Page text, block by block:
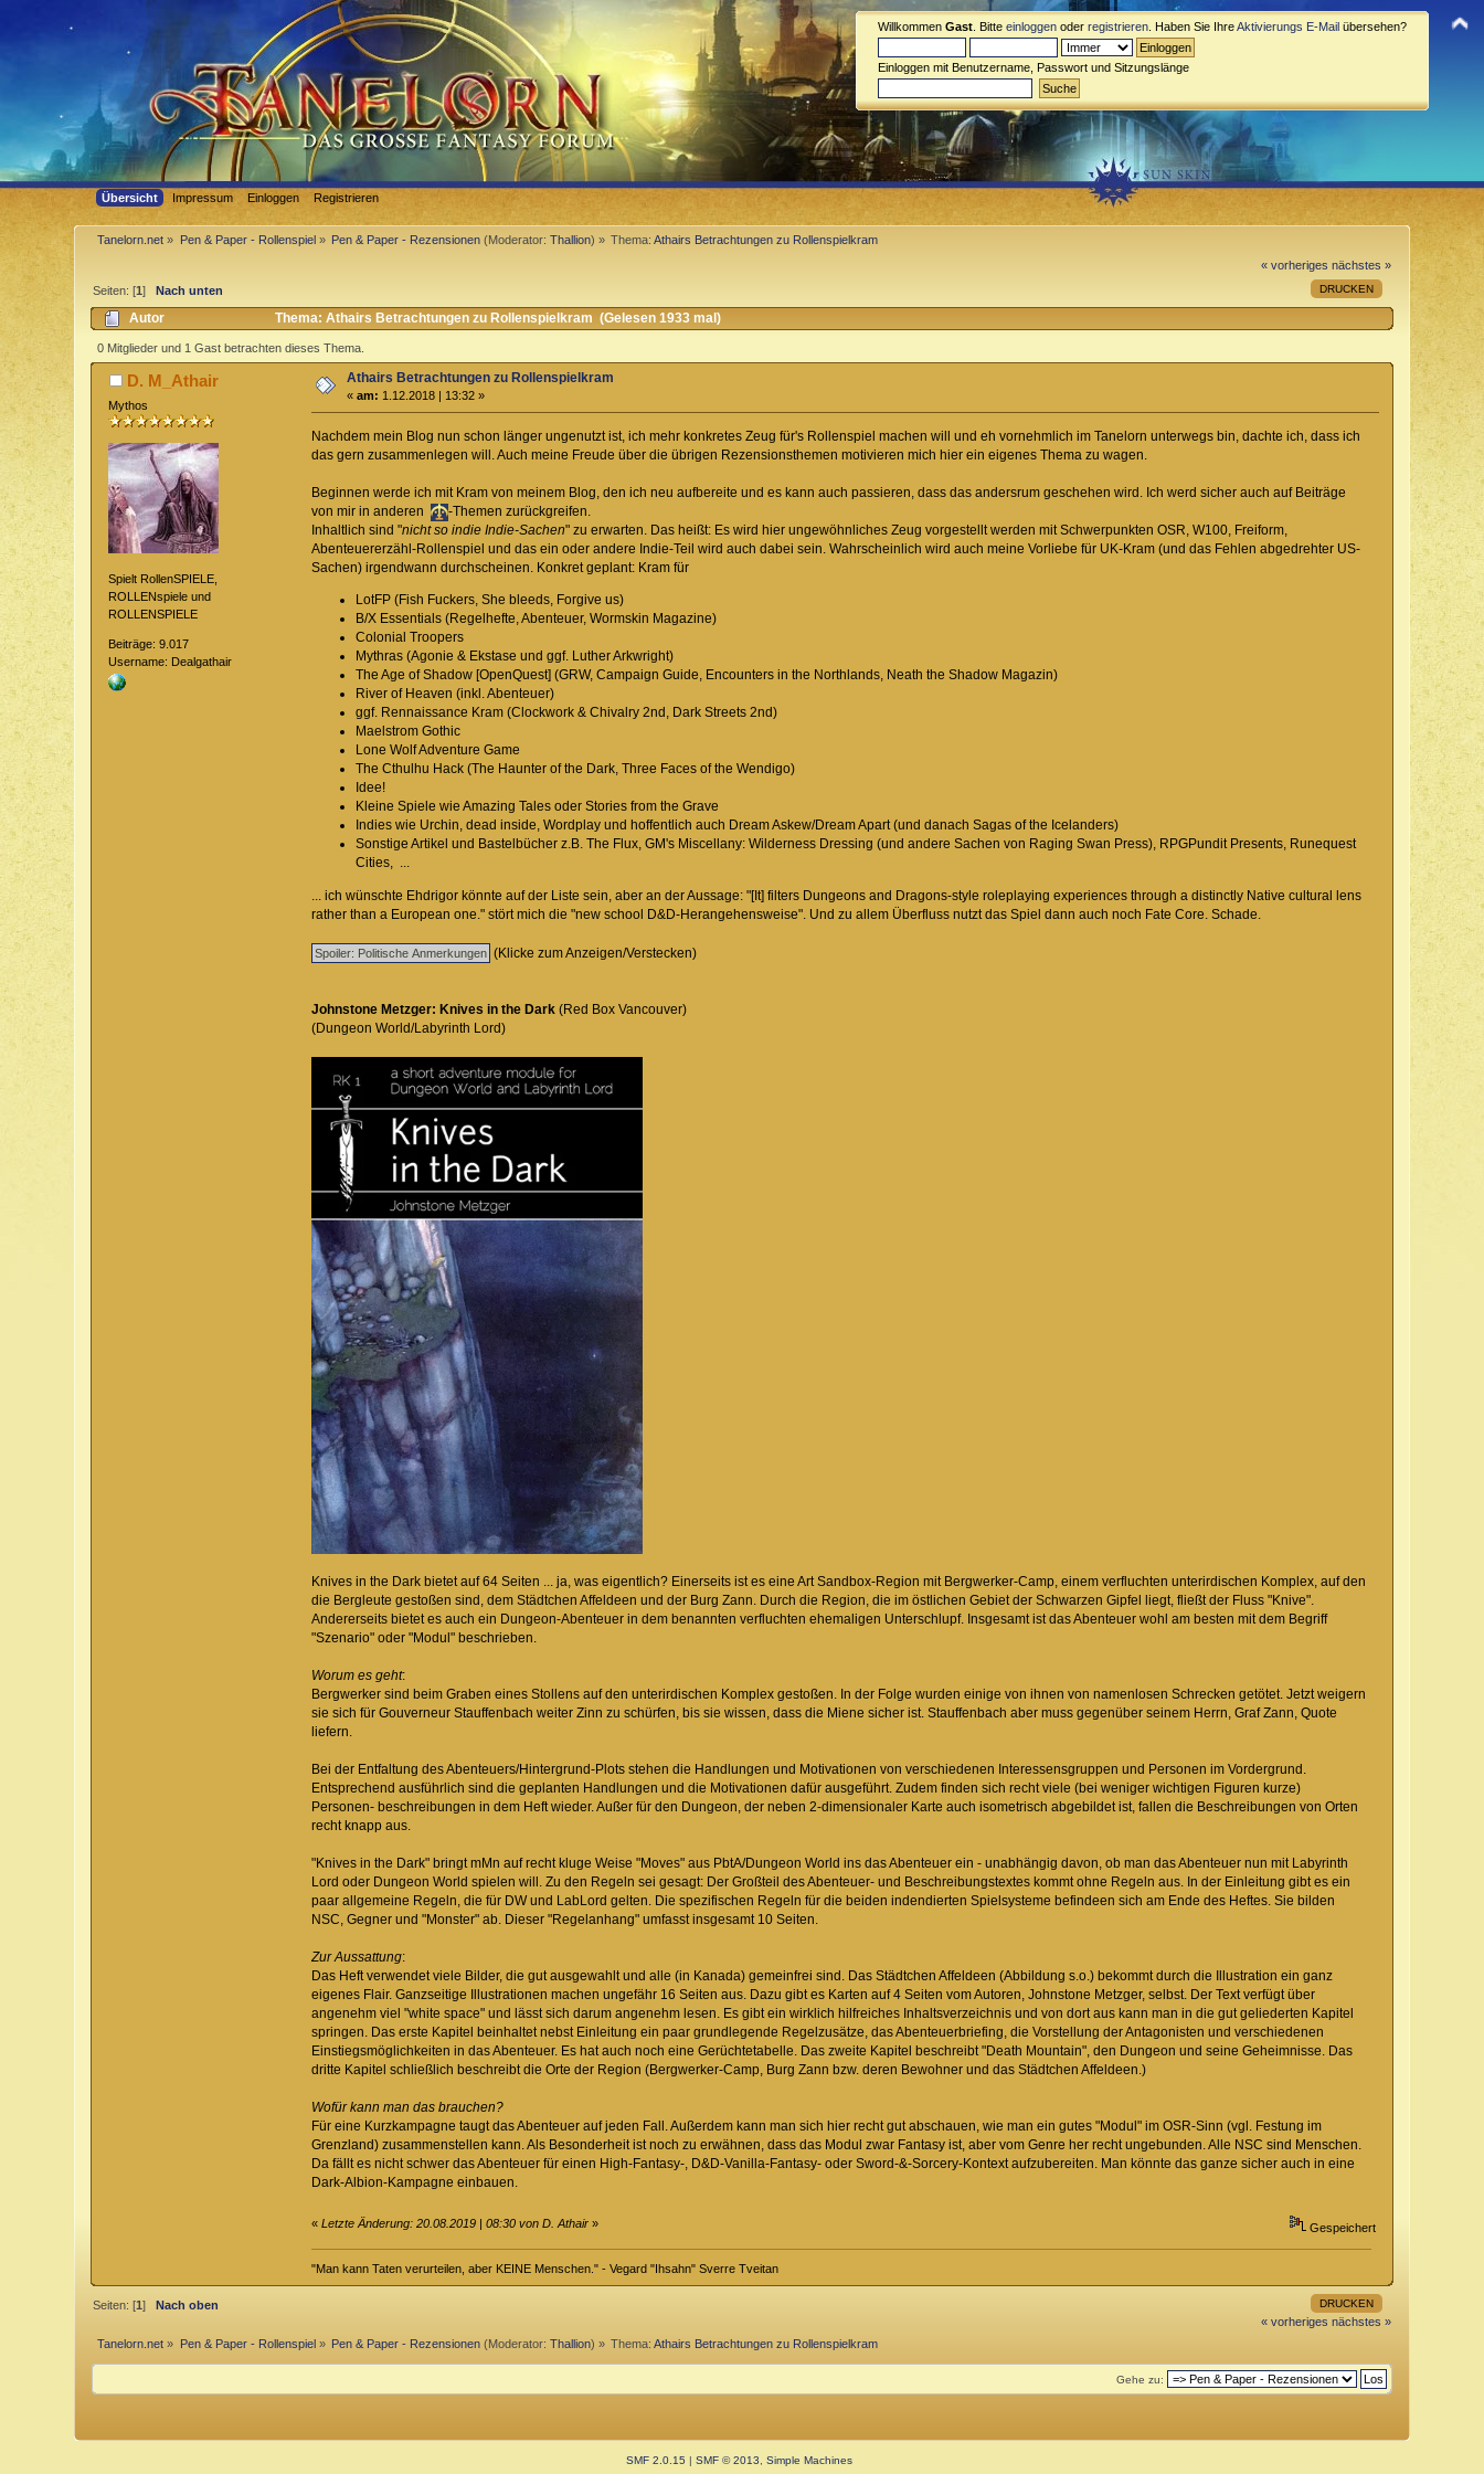
Willkommen Gast . Bitte einloggen oder registrieren . Haben Sie IhreAktivierungs E-Mail übersehen?
Einloggen mit Benutzername, Passwort und Sitzungslänge
Übersicht Impressum Einloggen Registrieren
Tanelorn.net » Pen & Paper - Rollenspiel» Pen & Paper - Rezensionen (Moderator:Thallion) » Thema:Athairs Betrachtungen zu Rollenspielkram
« vorheriges nächstes »
DRUCKEN
Seiten: [1]Nach unten
Autor Thema: Athairs Betrachtungen zu Rollenspielkram (Gelesen 1933 mal)
0 Mitglieder und 1 Gast betrachten dieses Thema.
D. M_Athair
Mythos
Spielt RollenSPIELE,
ROLLENspiele und
ROLLENSPIELE
Beiträge: 9.017
Username: Dealgathair
Athairs Betrachtungen zu Rollenspielkram
«am: 1.12.2018 | 13:32 »
Nachdem mein Blog nun schon länger ungenutzt ist, ich mehr konkretes Zeug für's Rollenspiel machen will und eh vornehmlich im Tanelorn unterwegs bin, dachte ich, dass ich
das gern zusammenlegen will. Auch meine Freude über die übrigen Rezensionsthemen motivieren mich hier ein eigenes Thema zu wagen.
Beginnen werde ich mit Kram von meinem Blog, den ich neu aufbereite und es kann auch passieren, dass das andersrum geschehen wird. Ich werd sicher auch auf Beiträge
von mir in anderen
-Themen zurückgreifen.
Inhaltlich sind "nicht so indie Indie-Sachen" zu erwarten. Das heißt: Es wird hier ungewöhnliches Zeug vorgestellt werden mit Schwerpunkten OSR, W100, Freiform,
Abenteuererzähl-Rollenspiel und das ein oder andere Indie-Teil wird auch dabei sein. Wahrscheinlich wird auch meine Vorliebe für UK-Kram (und das Fehlen abgedrehter US-
Sachen) irgendwann durchscheinen. Konkret geplant: Kram für
LotFP (Fish Fuckers, She bleeds, Forgive us)
B/X Essentials (Regelhefte, Abenteuer, Wormskin Magazine)
Colonial Troopers
Mythras (Agonie & Ekstase und ggf. Luther Arkwright)
The Age of Shadow [OpenQuest] (GRW, Campaign Guide, Encounters in the Northlands, Neath the Shadow Magazin)
River of Heaven (inkl. Abenteuer)
ggf. Rennaissance Kram (Clockwork & Chivalry 2nd, Dark Streets 2nd)
Maelstrom Gothic
Lone Wolf Adventure Game
The Cthulhu Hack (The Haunter of the Dark, Three Faces of the Wendigo)
Idee!
Kleine Spiele wie Amazing Tales oder Stories from the Grave
Indies wie Urchin, dead inside, Wordplay und hoffentlich auch Dream Askew/Dream Apart (und danach Sagas of the Icelanders)
Sonstige Artikel und Bastelbücher z.B. The Flux, GM's Miscellany: Wilderness Dressing (und andere Sachen von Raging Swan Press), RPGPundit Presents, Runequest
Cities, ...
... ich wünschte Ehdrigor könnte auf der Liste sein, aber an der Aussage: "[It] filters Dungeons and Dragons-style roleplaying experiences through a distinctly Native cultural lens
rather than a European one." stört mich die "new school D&D-Herangehensweise". Und zu allem Überfluss nutzt das Spiel dann auch noch Fate Core. Schade.
(Klicke zum Anzeigen/Verstecken)
Johnstone Metzger: Knives in the Dark(Red Box Vancouver)
(Dungeon World/Labyrinth Lord)
Knives in the Dark bietet auf 64 Seiten ... ja, was eigentlich? Einerseits ist es eine Art Sandbox-Region mit Bergwerker-Camp, einem verfluchten unterirdischen Komplex, auf den
die Bergleute gestoßen sind, dem Städtchen Affeldeen und der Burg Zann. Durch die Region, die im östlichen Gebiet der Schwarzen Gipfel liegt, fließt der Fluss "Knive".
Andererseits bietet es auch ein Dungeon-Abenteuer in dem benannten verfluchten ehemaligen Unterschlupf. Insgesamt ist das Abenteuer wohl am besten mit dem Begriff
"Szenario" oder "Modul" beschrieben.
Worum es geht:
Bergwerker sind beim Graben eines Stollens auf den unterirdischen Komplex gestoßen. In der Folge wurden einige von ihnen von namenlosen Schrecken getötet. Jetzt weigern
sie sich für Gouverneur Stauffenbach weiter Zinn zu schürfen, bis sie wissen, dass die Miene sicher ist. Stauffenbach aber muss gegenüber seinem Herrn, Graf Zann, Quote
liefern.
Bei der Entfaltung des Abenteuers/Hintergrund-Plots stehen die Handlungen und Motivationen von verschiedenen Interessensgruppen und Personen im Vordergrund.
Entsprechend ausführlich sind die geplanten Handlungen und die Motivationen dafür ausgeführt. Zudem finden sich recht viele (bei weniger wichtigen Figuren kurze)
Personen- beschreibungen in dem Heft wieder. Außer für den Dungeon, der neben 2-dimensionaler Karte auch isometrisch abgebildet ist, fallen die Beschreibungen von Orten
recht knapp aus.
"Knives in the Dark" bringt mMn auf recht kluge Weise "Moves" aus PbtA/Dungeon World ins das Abenteuer ein - unabhängig davon, ob man das Abenteuer nun mit Labyrinth
Lord oder Dungeon World spielen will. Zu den Regeln sei gesagt: Der Großteil des Abenteuer- und Beschreibungstextes kommt ohne Regeln aus. In der Einleitung gibt es ein
paar allgemeine Regeln, die für DW und LabLord gelten. Die spezifischen Regeln für die beiden indendierten Spielsysteme befindeen sich am Ende des Heftes. Sie bilden
NSC, Gegner und "Monster" ab. Dieser "Regelanhang" umfasst insgesamt 10 Seiten.
Zur Aussattung:
Das Heft verwendet viele Bilder, die gut ausgewahlt und alle (in Kanada) gemeinfrei sind. Das Städtchen Affeldeen (Abbildung s.o.) bekommt durch die Illustration ein ganz
eigenes Flair. Ganzseitige Illustrationen machen ungefähr 16 Seiten aus. Dazu gibt es Karten auf 4 Seiten vom Autoren, Johnstone Metzger, selbst. Der Text verfügt über
angenehm viel "white space" und lässt sich darum angenehm lesen. Es gibt ein wirklich hilfreiches Inhaltsverzeichnis und von dort aus kann man in die gut geliederten Kapitel
springen. Das erste Kapitel beinhaltet nebst Einleitung ein paar grundlegende Regelzusätze, das Abenteuerbriefing, die Vorstellung der Antagonisten und verschiedenen
Einstiegsmöglichkeiten in das Abenteuer. Es hat auch noch eine Gerüchtetabelle. Das zweite Kapitel beschreibt "Death Mountain", den Dungeon und seine Geheimnisse. Das
dritte Kapitel schließlich beschreibt die Orte der Region (Bergwerker-Camp, Burg Zann bzw. deren Bewohner und das Städtchen Affeldeen.)
Wofür kann man das brauchen?
Für eine Kurzkampagne taugt das Abenteuer auf jeden Fall. Außerdem kann man sich hier recht gut abschauen, wie man ein gutes "Modul" im OSR-Sinn (vgl. Festung im
Grenzland) zusammenstellen kann. Als Besonderheit ist noch zu erwähnen, dass das Modul zwar Fantasy ist, aber vom Genre her recht ungebunden. Alle NSC sind Menschen.
Da fällt es nicht schwer das Abenteuer für einen High-Fantasy-, D&D-Vanilla-Fantasy- oder Sword-&-Sorcery-Kontext aufzubereiten. Man könnte das ganze sicher auch in eine
Dark-Albion-Kampagne einbauen.
« Letzte Änderung: 20.08.2019 | 08:30 von D. Athair» Gespeichert
"Man kann Taten verurteilen, aber KEINE Menschen." - Vegard "Ihsahn" Sverre Tveitan
DRUCKEN
Seiten: [1]Nach oben
« vorheriges nächstes »
Tanelorn.net » Pen & Paper - Rollenspiel» Pen & Paper - Rezensionen (Moderator:Thallion) » Thema:Athairs Betrachtungen zu Rollenspielkram
Gehe zu:
SMF 2.0.15 SMF © 2013, Simple Machines